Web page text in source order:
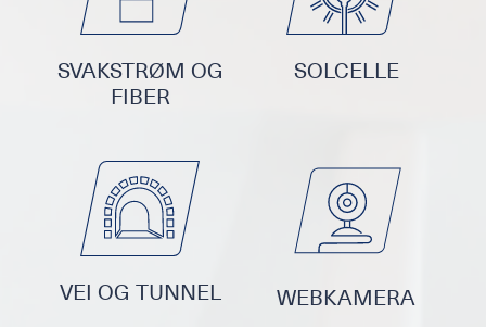
SVAKSTRØM OG
FIBER
SOLCELLE
VEI OG TUNNEL WEBKAMERA